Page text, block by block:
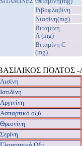
Ριβοφλαβίνη
Νιασίνη(mg)
Βιταμίνη
A (mg)
Βιταμίνη C
(mg)
ΠΟΛΤΟΣ
Λισίνη
Ιστιδίνη
Aργινίνη
Ασπαρτικό οξύ
Θρεονίνη
Σερίνη